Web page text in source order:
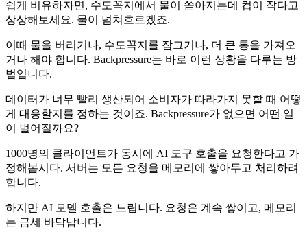
쉽게 비유하자면, 수도꼭지에서 물이 쏟아지는데 컵이 작다고
상상해보세요. 물이 넘쳐흐르겠죠.
이때 물을 버리거나, 수도꼭지를 잠그거나, 더 큰 통을 가져오
거나 해야 합니다. Backpressure는 바로 이런 상황을 다루는 방
법입니다.
데이터가 너무 빨리 생산되어 소비자가 따라가지 못할 때 어떻
게 대응할지를 정하는 것이죠. Backpressure가 없으면 어떤 일
이 벌어질까요?
1000명의 클라이언트가 동시에 AI 도구 호출을 요청한다고 가
정해봅시다. 서버는 모든 요청을 메모리에 쌓아두고 처리하려
합니다.
하지만 AI 모델 호출은 느립니다. 요청은 계속 쌓이고, 메모리
는 금세 바닥납니다.